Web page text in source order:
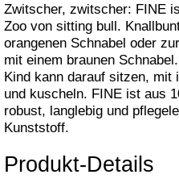
Zwitscher, zwitscher: FINE
Zoo von sitting bull.
orangenen Schnabel oder
mit einem braunen
Kind kann darauf sitzen, mit
und kuscheln. FINE ist aus
robust, langlebig und
Kunststoff.
Produkt-Details